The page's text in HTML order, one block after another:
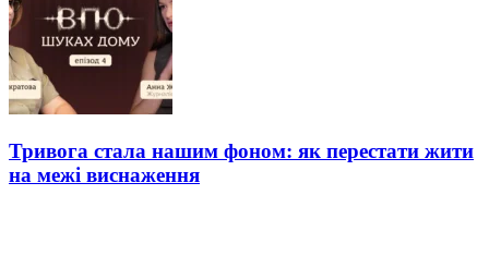
Тривога стала нашим фоном: як перестати жити
на межі виснаження